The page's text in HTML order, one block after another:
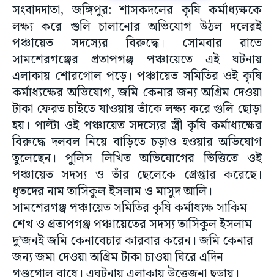
সংবাদদাতা, জঙ্গিপুর: শাসকদলের কৃষি কর্মাধ্যক্ষকে
লক্ষ্য করে গুলি চালানোর অভিযোগ উঠল দলেরই
পঞ্চায়েত সদস্যের বিরুদ্ধে। সোমবার রাতে
সামশেরগঞ্জের প্রতাপগঞ্জ পঞ্চায়েতে এই ঘটনায়
এলাকায় শোরগোল পড়ে। পঞ্চায়েত সমিতির ওই কৃষি
কর্মাধ্যক্ষের অভিযোগ, জমি কেনার জন্য অগ্রিম দেওয়া
টাকা ফেরত চাইতে যাওয়ায় তাঁকে লক্ষ্য করে গুলি ছোড়া
হয়। পাল্টা ওই পঞ্চায়েত সদস্যের স্ত্রী কৃষি কর্মাধ্যক্ষের
বিরুদ্ধে দলবল নিয়ে বাড়িতে চড়াও হওয়ার অভিযোগ
তুলেছেন। পুলিস লিখিত অভিযোগের ভিত্তিতে ওই
পঞ্চায়েত সদস্য ও তাঁর ছেলেকে গ্রেপ্তার করেছে।
ধৃতদের নাম তাসিকুল ইসলাম ও মাসুদ আলি।
সামশেরগঞ্জ পঞ্চায়েত সমিতির কৃষি কর্মাধ্যক্ষ সাকিম
শেখ ও প্রতাপগঞ্জ পঞ্চায়েতের সদস্য তাসিকুল ইসলাম
দু’জনই জমি কেনাবেচার কারবার করেন। জমি কেনার
জন্য জমা দেওয়া অগ্রিম টাকা চাওয়া ঘিরে এদিন